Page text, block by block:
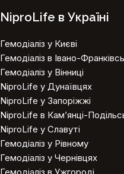
NiproLife в Україні
Гемодіаліз у Києві
Гемодіаліз в Івано-
Гемодіаліз у Вінниці
NiproLife у Дунаївцях
NiproLife у Запоріжжі
NiproLife в Кам’янці-
NiproLife у Славуті
Гемодіаліз у Рівному
Гемодіаліз у Чернівцях
Гемодіаліз в Ужгороді